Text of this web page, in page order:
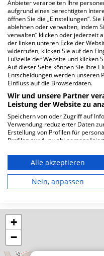
Hier ﬁnden Sie häuﬁg
Wie lautet die
Augenzentrum
Debstedter Weg 2 + 6
Wie ist die
Augenzentrum
Karte
+
−
Anbieter verarbeiten Ihre
aufgrund eines berechtigten
öffnen Sie die „Einstellungen“.
ablehnen oder verwalten, indem
verwalten“ klicken oder jederzeit
der linken unteren Ecke der
widerrufen, klicken Sie auf den
Fußzeile der Website und klicken
Auf dieser Seite können Sie Ihre
Entscheidungen werden unseren
Einfluss auf die Browserdaten.
Wir und unsere Partner
Leistung der Website zu
Speichern von oder Zugriff auf
Verwendung reduzierter Daten
Erstellung von Profilen für
Profilen zur Auswahl
personalisierter Inhalte.
Performance von Inhalten.
oder Kombinationen von Daten
und Verbesserung der
Auswahl von Inhalten.
Ihre Einwilligung und die cookie
Website/App.
Partnerliste anzeigen (1
Wir nutzen Ihre Daten für
Alle akzeptieren
Nein, anpassen